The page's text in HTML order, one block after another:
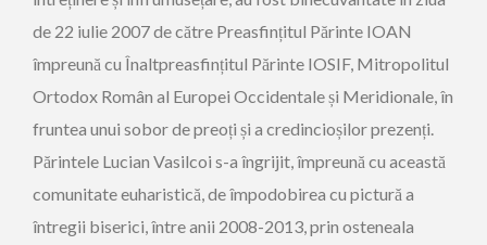
de 22 iulie 2007 de către Preasfințitul Părinte IOAN
împreună cu Înaltpreasfințitul Părinte IOSIF, Mitropolitul
Ortodox Român al Europei Occidentale și Meridionale, în
fruntea unui sobor de preoți și a credincioșilor prezenți.
Părintele Lucian Vasilcoi s-a îngrijit, împreună cu această
comunitate euharistică, de împodobirea cu pictură a
întregii biserici, între anii 2008-2013, prin osteneala